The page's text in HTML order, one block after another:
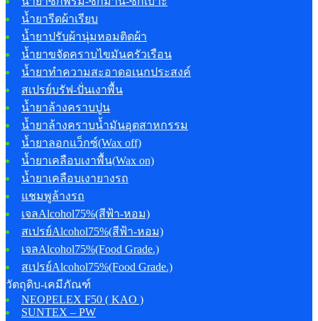
น้ำยารีดผ้าเรียบ
น้ำยาปรับผ้านุ่มหอมติดผ้า
น้ำยาขจัดคราบไขมันครัวเรือน
น้ำยาทำความสะอาดอเนกประสงค์
สเปรย์บรัฟ-ปั่นเงาพื้น
น้ำยาล้างคราบปูน
น้ำยาล้างคราบน้ำมันอุตสาหกรรม
น้ำยาลอกแว็กซ์(Wax off)
น้ำยาเคลือบเงาพื้น(Wax on)
น้ำยาเคลือบเงายางรถ
แชมพูล้างรถ
เจลAlcohol75%(สีฟ้า-หอม)
สเปรย์Alcohol75%(สีฟ้า-หอม)
เจลAlcohol75%(Food Grade.)
สเปรย์Alcohol75%(Food Grade.)
วัตถุดิบ-เคมีภัณฑ์
NEOPELEX F50 ( KAO )
SUNTEX – PW